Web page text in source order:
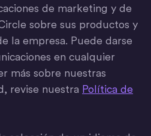
de marketing y de
sobre sus productos y
la empresa. Puede darse
en cualquier
más sobre nuestras
revise nuestra Política de